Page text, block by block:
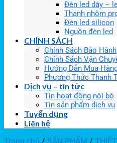
Đèn led dây –
Thanh nhôm
Đèn led silicon
Nguồn đèn led
CHÍNH SÁCH
Chính Sách Bảo Hành
Chính Sách Vận
Hướng Dẫn Mua
Phương Thức Thanh
Dịch vụ – tin tức
Tin hoạt động nội bộ
Tin sản phẩm dịch vụ
Tuyển dụng
Liên hệ